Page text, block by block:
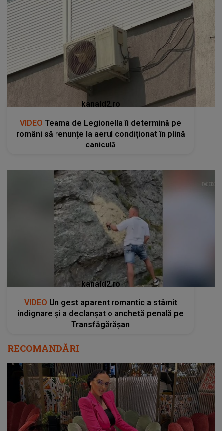
kanald2.ro
VIDEO Teama de Legionella îi determină pe
români să renunțe la aerul condiționat în plină
caniculă
kanald2.ro
VIDEO Un gest aparent romantic a stârnit
indignare și a declanșat o anchetă penală pe
Transfăgărășan
RECOMANDĂRI